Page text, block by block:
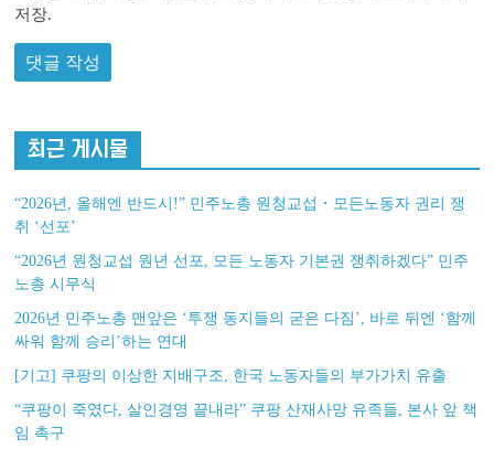
저장.
최근 게시물
“2026년, 올해엔 반드시!” 민주노총 원청교섭・모든노동자 권리 쟁
취 ‘선포’
“2026년 원청교섭 원년 선포, 모든 노동자 기본권 쟁취하겠다” 민주
노총 시무식
2026년 민주노총 맨앞은 ‘투쟁 동지들의 굳은 다짐’, 바로 뒤엔 ‘함께
싸워 함께 승리’하는 연대
[기고] 쿠팡의 이상한 지배구조, 한국 노동자들의 부가가치 유출
“쿠팡이 죽였다, 살인경영 끝내라” 쿠팡 산재사망 유족들, 본사 앞 책
임 촉구